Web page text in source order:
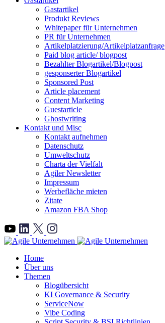
Gastartikel
Produkt Reviews
Whitepaper für Unternehmen
PR für Unternehmen
Artikelplatzierung/Artikelplatzanfrage
Paid blog article/ blogpost
Bezahlter Blogartikel/Blogpost
gesponserter Blogartikel
Sponsored Post
Article placement
Content Marketing
Guestarticle
Ghostwriting
Kontakt und Misc
Kontakt aufnehmen
Datenschutz
Umweltschutz
Charta der Vielfalt
Agiler Newsletter
Impressum
Werbefläche mieten
Zitate
Amazon FBA Shop
">
Home
Über uns
Themen
Blogübersicht
KI Governance & Security
ServiceNow
Vibe Coding